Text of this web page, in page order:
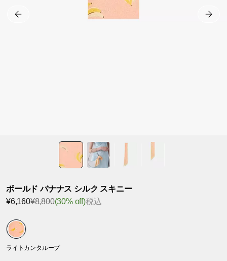
ボールド バナナス シルク スキニー
¥6,160¥8,800(30% off)税込
ライトカンタループ